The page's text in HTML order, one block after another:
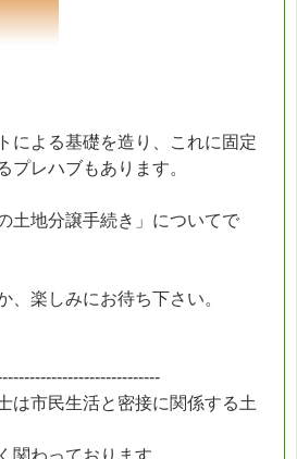
による基礎を造り、これに固定
プレハブもあります。
土地分譲手続き」についてで
、楽しみにお待ち下さい。
は市民生活と密接に関係する土